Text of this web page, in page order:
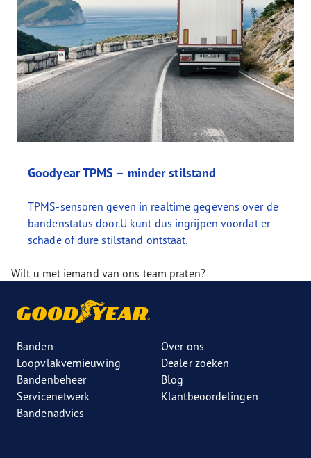
Goodyear TPMS – minder stilstand
TPMS-sensoren geven in realtime gegevens over de
bandenstatus door.U kunt dus ingrijpen voordat er
schade of dure stilstand ontstaat.
Wilt u met iemand van ons team praten?
Banden
Loopvlakvernieuwing
Bandenbeheer
Servicenetwerk
Bandenadvies
Over ons
Dealer zoeken
Blog
Klantbeoordelingen